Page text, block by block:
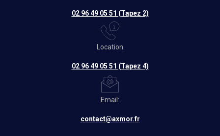
02 96 49 05 51 (Tapez 2)
Location
02 96 49 05 51 (Tapez 4)
Email:
contact@axmor.fr